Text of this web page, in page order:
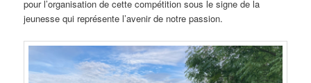
pour l’organisation de cette compétition sous le signe de la
jeunesse qui représente l’avenir de notre passion.